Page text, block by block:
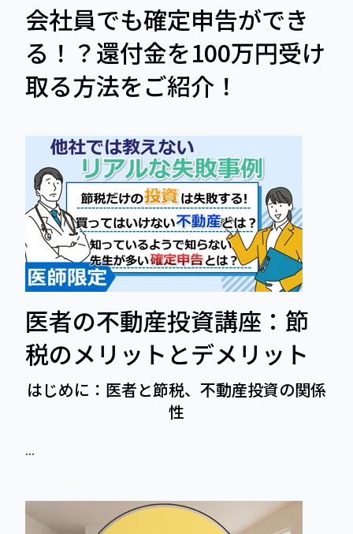
会社員でも確定申告ができ
る！？還付金を100万円受け
取る方法をご紹介！
医者の不動産投資講座：節
税のメリットとデメリット
はじめに：医者と節税、不動産投資の関係
性
...